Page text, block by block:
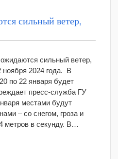
сильный ветер,
сильный ветер,
ноября 2024 года. В
по 22 января будет
пресс-служба ГУ
местами будут
– со снегом, гроза и
метров в секунду. В…